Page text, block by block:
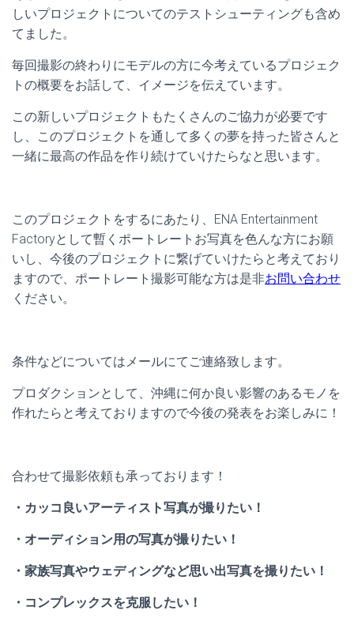
しいプロジェクトについてのテストシューティングも含め
てました。
毎回撮影の終わりにモデルの方に今考えているプロジェク
トの概要をお話して、イメージを伝えています。
この新しいプロジェクトもたくさんのご協力が必要です
し、このプロジェクトを通して多くの夢を持った皆さんと
一緒に最高の作品を作り続けていけたらなと思います。
このプロジェクトをするにあたり、ENA Entertainment
Factoryとして暫くポートレートお写真を色んな方にお願
いし、今後のプロジェクトに繋げていけたらと考えており
ますので、ポートレート撮影可能な方は是非お問い合わせ
ください。
条件などについてはメールにてご連絡致します。
プロダクションとして、沖縄に何か良い影響のあるモノを
作れたらと考えておりますので今後の発表をお楽しみに！
合わせて撮影依頼も承っております！
・カッコ良いアーティスト写真が撮りたい！
・オーディション用の写真が撮りたい！
・家族写真やウェディングなど思い出写真を撮りたい！
・コンプレックスを克服したい！